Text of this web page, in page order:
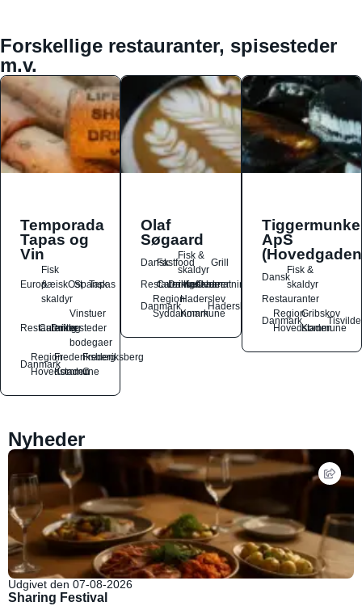
Forskellige restauranter, spisesteder
m.v.
Temporada
Tapas og
Vin
Europæisk
Fisk
&
skaldyr
OstSpansk
Tapas
Restauranter
Catering
Drikkesteder
Vinstuer
og
bodegaer
Danmark
Region
Hovedstaden
Frederiksberg
Kommune
Frederiksberg
C
Olaf
Søgaard
DanskFastfood
Fisk &
skaldyr
Grill
Restauranter
Catering
Drikkesteder
Kaffebarer
Overnatningssteder
Danmark
Region
Syddanmark
Haderslev
Kommune
Haderslev
ApS
Dansk
Fisk &
skaldyr
Restauranter
Danmark
Region
Hovedstaden
Gribskov
Kommune
Nyheder
Udgivet den 07-08-2026
Sharing Festival